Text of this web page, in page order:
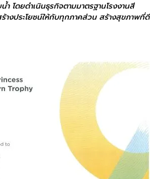
โดยดำเนินธุรกิจตามมาตรฐานโรงงานสี
างประโยชน์ให้กับทุกภาคส่วน สร้างสุขภาพที่ดี